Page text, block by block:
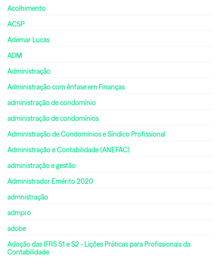
Acolhimento
ACSP
Ademar Lucas
ADM
Administração
Administração com ênfase em Finanças
administração de condomínio
administração de condomínios
Administração de Condomínios e Síndico Profissional
Administração e Contabilidade (ANEFAC)
administração e gestão
Administrador Emérito 2020
admnistração
admpro
adobe
Adoção das IFRS S1 e S2 - Lições Práticas para Profissionais da
Contabilidade